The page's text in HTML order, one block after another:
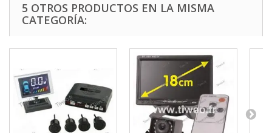
5 OTROS PRODUCTOS EN LA MISMA
CATEGORÍA: